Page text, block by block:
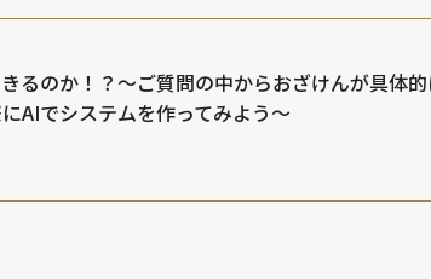
るのか！？～ご質問の中からおざけんが具体
AIでシステムを作ってみよう～